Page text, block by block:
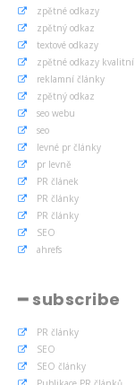
zpětné odkazy
zpětný odkaz
textové odkazy
zpětné odkazy kvalitní
reklamní články
zpětný odkaz
seo webu
seo
levné pr články
pr levně
PR článek
PR články
PR články
SEO
ahrefs
━ subscribe
PR články
SEO
SEO články